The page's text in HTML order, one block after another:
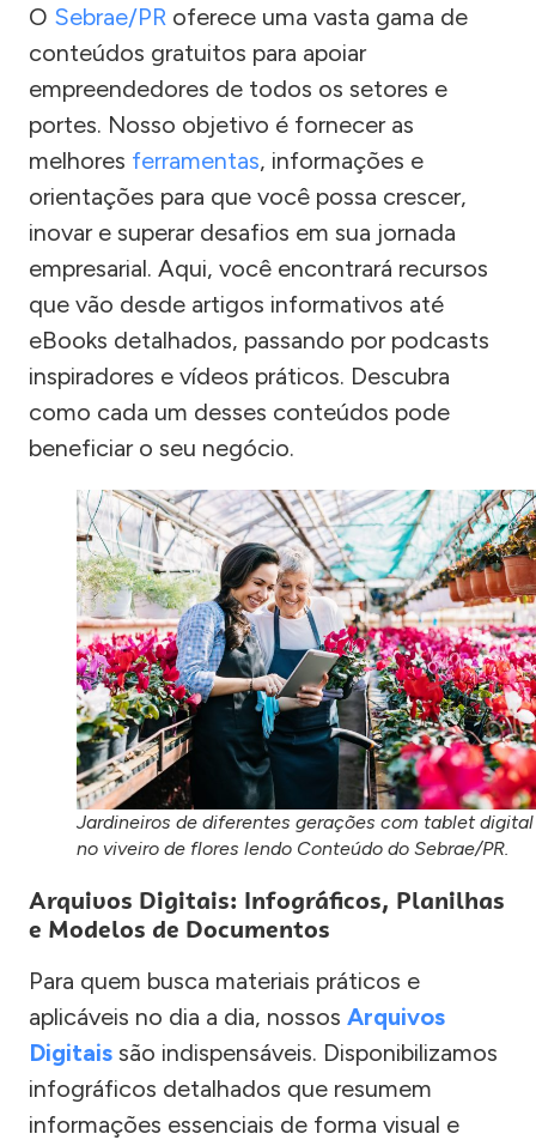
O Sebrae/PR oferece uma vasta gama de
conteúdos gratuitos para apoiar
empreendedores de todos os setores e
portes. Nosso objetivo é fornecer as
melhores ferramentas, informações e
orientações para que você possa crescer,
inovar e superar desafios em sua jornada
empresarial. Aqui, você encontrará recursos
que vão desde artigos informativos até
eBooks detalhados, passando por podcasts
inspiradores e vídeos práticos. Descubra
como cada um desses conteúdos pode
beneficiar o seu negócio.
Jardineiros de diferentes gerações com tablet digital
no viveiro de flores lendo Conteúdo do Sebrae/PR.
Arquivos Digitais: Infográficos, Planilhas
e Modelos de Documentos
Para quem busca materiais práticos e
aplicáveis no dia a dia, nossos Arquivos
Digitais são indispensáveis. Disponibilizamos
infográficos detalhados que resumem
informações essenciais de forma visual e